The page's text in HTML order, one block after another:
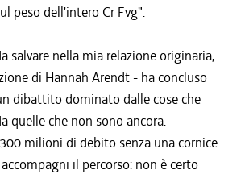
peso dell'intero Cr Fvg".
salvare nella mia relazione originaria,
di Hannah Arendt - ha concluso
dibattito dominato dalle cose che
quelle che non sono ancora.
milioni di debito senza una cornice
il percorso: non è certo